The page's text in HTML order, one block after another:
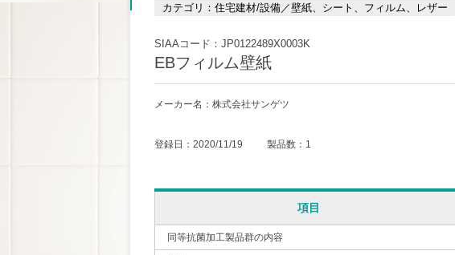
カテゴリ：住宅建材/設備／壁紙、シート、フィルム、レザー
SIAAコード：JP0122489X0003K
EBフィルム壁紙
メーカー名：株式会社サンゲツ
登録日：2020/11/19 製品数：1
項目
同等抗菌加工製品群の内容